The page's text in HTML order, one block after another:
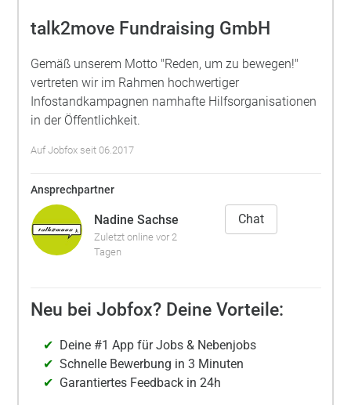
talk2move Fundraising GmbH
Gemäß unserem Motto "Reden, um zu bewegen!"
vertreten wir im Rahmen hochwertiger
Infostandkampagnen namhafte Hilfsorganisationen
in der Öffentlichkeit.
Auf Jobfox seit 06.2017
Ansprechpartner
Nadine Sachse
Zuletzt online vor 2
Tagen
Chat
Neu bei Jobfox? Deine Vorteile:
Deine #1 App für Jobs & Nebenjobs
Schnelle Bewerbung in 3 Minuten
Garantiertes Feedback in 24h